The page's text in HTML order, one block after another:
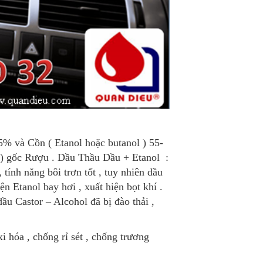
và Cồn ( Etanol hoặc butanol ) 55-
gốc Rượu . Dầu Thầu Dầu + Etanol :
tính năng bôi trơn tốt , tuy nhiên dầu
Etanol bay hơi , xuất hiện bọt khí .
Castor – Alcohol đã bị đào thải ,
hóa , chống rỉ sét , chống trương